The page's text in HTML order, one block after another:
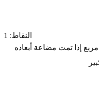
النقاط: 1
تساوي 18 متر مربع إذا تمت مضاعة أبعاده